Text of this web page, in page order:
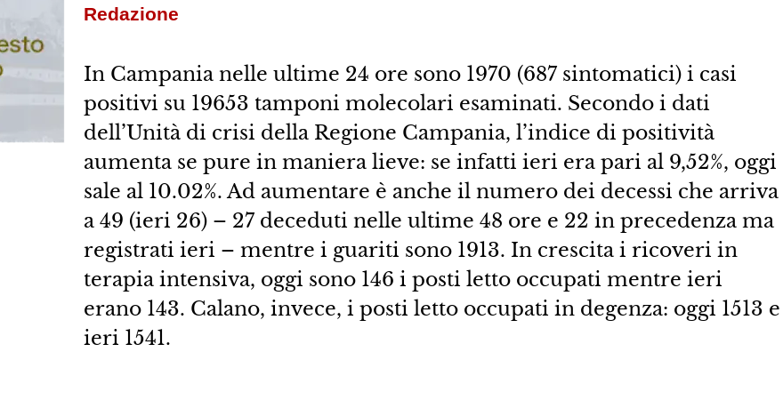
Redazione
In Campania nelle ultime 24 ore sono 1970 (687 sintomatici) i casi
positivi su 19653 tamponi molecolari esaminati. Secondo i dati
dell’Unità di crisi della Regione Campania, l’indice di positività
aumenta se pure in maniera lieve: se infatti ieri era pari al 9,52%, oggi
sale al 10.02%. Ad aumentare è anche il numero dei decessi che arriva
a 49 (ieri 26) – 27 deceduti nelle ultime 48 ore e 22 in precedenza ma
registrati ieri – mentre i guariti sono 1913. In crescita i ricoveri in
terapia intensiva, oggi sono 146 i posti letto occupati mentre ieri
erano 143. Calano, invece, i posti letto occupati in degenza: oggi 1513 e
ieri 1541.